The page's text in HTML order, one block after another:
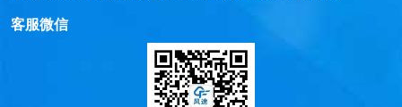
客服微信